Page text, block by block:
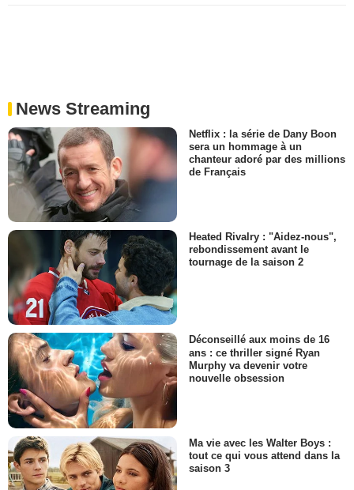
News Streaming
Netflix : la série de Dany Boon
sera un hommage à un
chanteur adoré par des millions
de Français
Heated Rivalry : "Aidez-nous",
rebondissement avant le
tournage de la saison 2
Déconseillé aux moins de 16
ans : ce thriller signé Ryan
Murphy va devenir votre
nouvelle obsession
Ma vie avec les Walter Boys :
tout ce qui vous attend dans la
saison 3